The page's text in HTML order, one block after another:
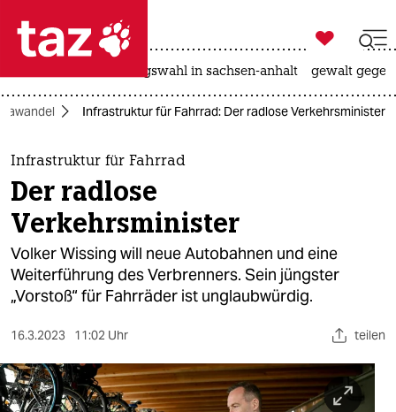
 taz zahl ich
taz zahl ich
themen
politik
öko
gesellschaft
sport
berlin

taz zahl ich
landtagswahl in sachsen-anhalt gewalt
Infrastruktur für Fahrrad: Der radlose Verkehrsminister
Infrastruktur für Fahrrad
Der radlose
Verkehrsminister
Volker Wissing will neue Autobahnen und eine
Weiterführung des Verbrenners. Sein jüngster
„Vorstoß“ für Fahrräder ist unglaubwürdig.
16.3.2023 11:02 Uhr teilen